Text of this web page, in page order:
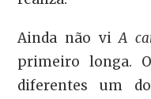
Ainda não viA
primeiro longa.
diferentes um